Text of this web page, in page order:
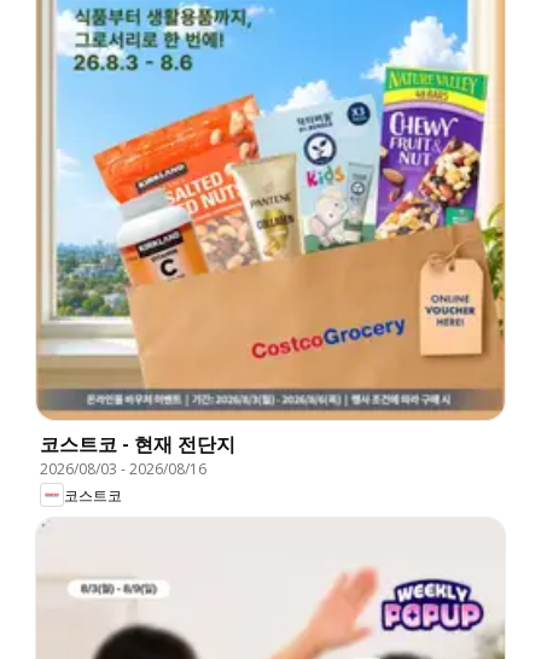
코스트코 - 현재 전단지
2026/08/03 -2026/08/16
코스트코